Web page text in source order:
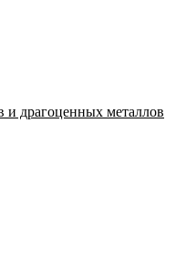
драгоценных металлов